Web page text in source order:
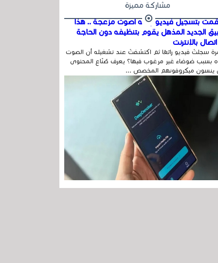
مشاركة مميزة
بتسجيل فيديو وفيه أصوت مزعجة .. هذا
الجديد المذهل يقوم بتنظيفه دون الحاجة
بالإنترنت
سجلتَ فيديو رائعًا ثم اكتشفتَ عند تشغيله أن الصوت
بسبب ضوضاء غير مرغوب فيها؟ يعرف صُنّاع المحتوى
ينسون ميكروفونهم المخصص ...